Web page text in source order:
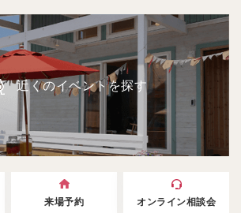
近くのイベントを探す
来場予約 オンライン相談会